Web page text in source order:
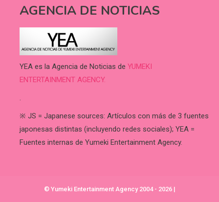
AGENCIA DE NOTICIAS
YEA es la Agencia de Noticias de YUMEKI
ENTERTAINMENT AGENCY.
.
※ JS = Japanese sources: Artículos con más de 3 fuentes
japonesas distintas (incluyendo redes sociales); YEA =
Fuentes internas de Yumeki Entertainment Agency.
© Yumeki Entertainment Agency 2004 - 2026 |